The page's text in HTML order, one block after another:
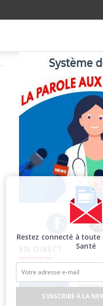
Facebook
réflexe
Restez connecté à toute
Santé
S'INSCRIRE À LA